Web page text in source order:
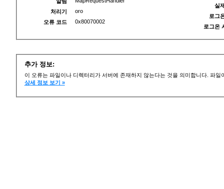
처리기
oro
오류 코드
0x80070002
실
로그
로그온
추가 정보:
이 오류는 파일이나 디렉터리가 서버에 존재하지 않는다는 것을 의미합니다. 파
상세 정보 보기 »